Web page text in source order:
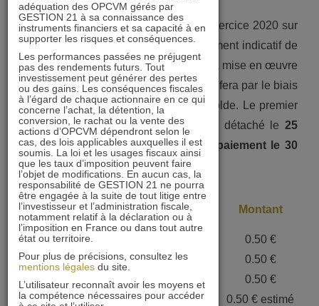
L’objectif de distribution au titre de l’exercice 2020 sur
la part AD est de 2,00€, soit un rendement indicatif de
2,50% sur la VL du 30 octobre 2020. La mise en œuvre
de la trimestrialisation du dividende se fera par le biais
de 4 règlements : 3 acomptes et un solde. Le premier
acompte d’un montant de 0,50€ sera détaché le 25
novembre 2020 pour une mise en paiement le 30
novembre.
Date de
détachement
Date de
paiement
Montant
1er acompte
0.50 €
2eacompte 26-janv-21 29-janv-21
0.50 €
3 acompte 26-mars-21 31-mars-21
0.50 €
Solde
25-mai-21 28-mai-21 0.50 € estimé
adéquation des OPCVM gérés par
GESTION 21 à sa connaissance des
instruments financiers et sa capacité à en
supporter les risques et conséquences.
Les performances passées ne préjugent
pas des rendements futurs. Tout
investissement peut générer des pertes
ou des gains. Les conséquences fiscales
à l’égard de chaque actionnaire en ce qui
concerne l’achat, la détention, la
conversion, le rachat ou la vente des
actions d’OPCVM dépendront selon le
cas, des lois applicables auxquelles il est
soumis. La loi et les usages fiscaux ainsi
que les taux d’imposition peuvent faire
l’objet de modifications. En aucun cas, la
responsabilité de GESTION 21 ne pourra
être engagée à la suite de tout litige entre
l’investisseur et l’administration fiscale,
notamment relatif à la déclaration ou à
l’imposition en France ou dans tout autre
état ou territoire.
Pour plus de précisions, consultez les
mentions légales du site.
L’utilisateur reconnaît avoir les moyens et
la compétence nécessaires pour accéder